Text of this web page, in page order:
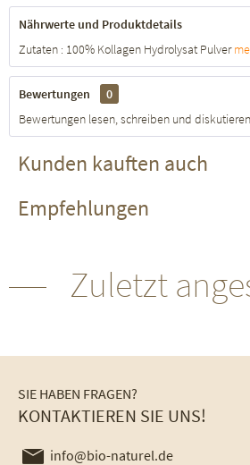
Nährwerte und Produktdetails
Zutaten : 100% Kollagen Hydrolysat Pulver
Bewertungen
0
Bewertungen lesen, schreiben und
Kunden kauften auch
Empfehlungen
Zuletzt
SIE HABEN FRAGEN?
KONTAKTIEREN SIE UNS!
info@bio-naturel.de